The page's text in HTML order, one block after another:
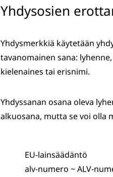
Yhdysosien
Yhdysmerkkiä käytetään
tavanomainen sana:
kielenaines tai erisnimi.
Yhdyssanan osana oleva
alkuosana, mutta se voi olla
EU-lainsäädäntö
alv-numero ~ ALV-